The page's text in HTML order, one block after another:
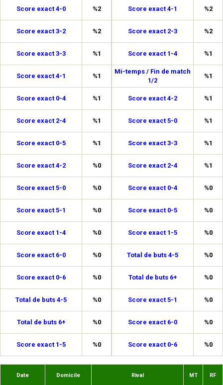
Score exact 4-0 %2
Score exact 3-2 %2
Score exact 3-3 %1
Score exact 4-1 %1
Score exact 0-4 %1
Score exact 2-4 %1
Score exact 0-5 %1
Score exact 4-2 %0
Score exact 5-0 %0
Score exact 5-1 %0
Score exact 1-4 %0
Score exact 6-0 %0
Score exact 0-6 %0
Total de buts 4-5 %0
Total de buts 6+ %0
Score exact 1-5 %0
Score exact 4-1 %2
Score exact 2-3 %2
Score exact 1-4 %1
Mi-temps / Fin de match
1/2
%1
Score exact 4-2 %1
Score exact 5-0 %1
Score exact 3-3 %1
Score exact 2-4 %1
Score exact 0-4 %0
Score exact 0-5 %0
Score exact 1-5 %0
Total de buts 4-5 %0
Total de buts 6+ %0
Score exact 5-1 %0
Score exact 6-0 %0
Score exact 0-6 %0
Date Domicile Rival MT RF